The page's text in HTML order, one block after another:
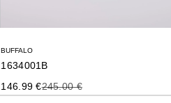
BUFFALO
1634001B
Precio de oferta
146.99 €Precio anterior
245.00 €